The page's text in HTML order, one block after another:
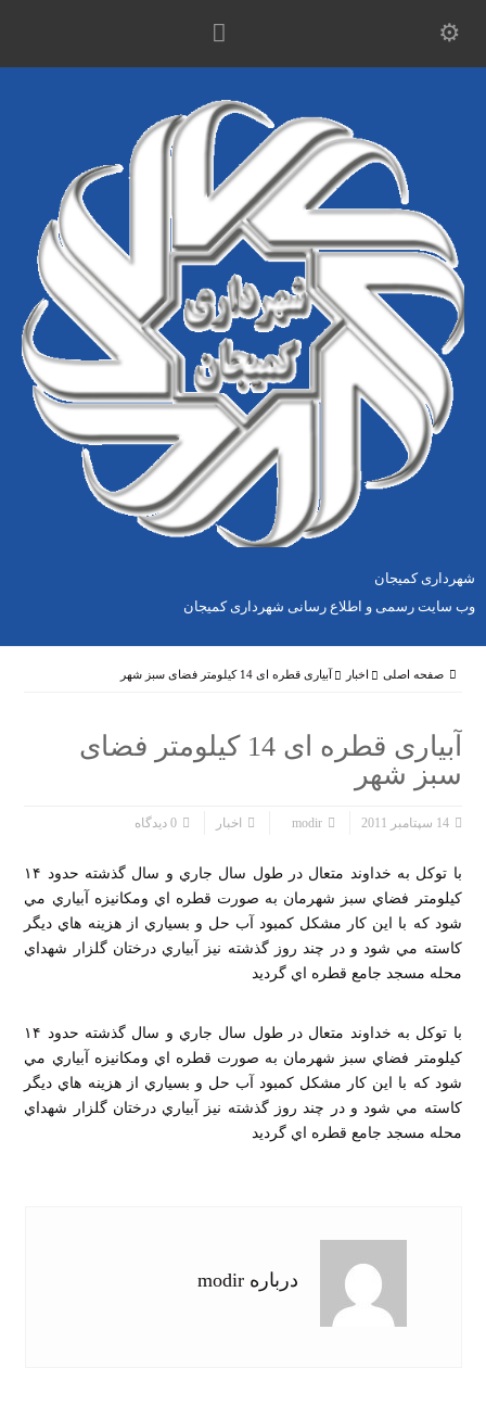
شهرداری کمیجان
وب سایت رسمی و اطلاع رسانی شهرداری کمیجان
صفحه اصلی اخبار آبیاری قطره ای 14 کیلومتر فضای سبز شهر
آبیاری قطره ای 14 کیلومتر فضای
سبز شهر
14 سپتامبر 2011 modir اخبار 0 دیدگاه
با توكل به خداوند متعال در طول سال جاري و سال گذشته حدود ۱۴
كيلومتر فضاي سبز شهرمان به صورت قطره اي ومكانيزه آبياري مي
شود كه با اين كار مشكل كمبود آب حل و بسياري از هزينه هاي ديگر
كاسته مي شود و در چند روز گذشته نيز آبياري درختان گلزار شهداي
محله مسجد جامع قطره اي گرديد
با توكل به خداوند متعال در طول سال جاري و سال گذشته حدود ۱۴
كيلومتر فضاي سبز شهرمان به صورت قطره اي ومكانيزه آبياري مي
شود كه با اين كار مشكل كمبود آب حل و بسياري از هزينه هاي ديگر
كاسته مي شود و در چند روز گذشته نيز آبياري درختان گلزار شهداي
محله مسجد جامع قطره اي گرديد
درباره modir